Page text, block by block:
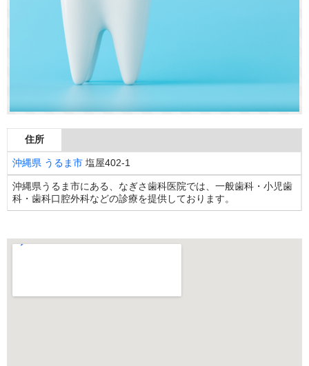
住所
沖縄県 うるま市 塩屋402-1
沖縄県うるま市にある、なぎさ歯科医院では、一般歯科・小児歯
科・歯科口腔外科などの診療を提供しております。